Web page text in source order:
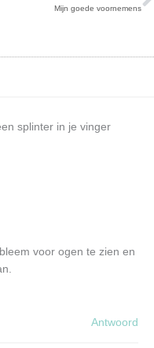
Mijn goede voornemens
splinter in je vinger
voor ogen te zien en
Antwoord